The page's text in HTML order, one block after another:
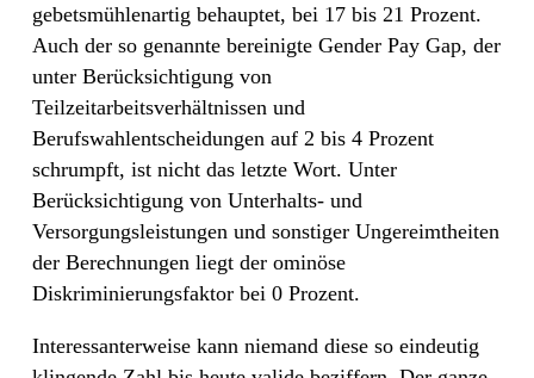
gebetsmühlenartig behauptet, bei 17 bis 21 Prozent.
Auch der so genannte bereinigte Gender Pay Gap, der
unter Berücksichtigung von
Teilzeitarbeitsverhältnissen und
Berufswahlentscheidungen auf 2 bis 4 Prozent
schrumpft, ist nicht das letzte Wort. Unter
Berücksichtigung von Unterhalts- und
Versorgungsleistungen und sonstiger Ungereimtheiten
der Berechnungen liegt der ominöse
Diskriminierungsfaktor bei 0 Prozent.
Interessanterweise kann niemand diese so eindeutig